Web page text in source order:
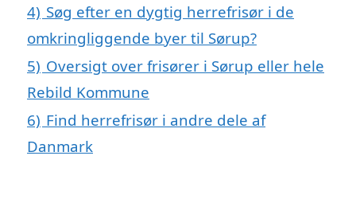
4) Søg efter en dygtig herrefrisør i de
omkringliggende byer til Sørup?
5) Oversigt over frisører i Sørup eller hele
Rebild Kommune
6) Find herrefrisør i andre dele af
Danmark